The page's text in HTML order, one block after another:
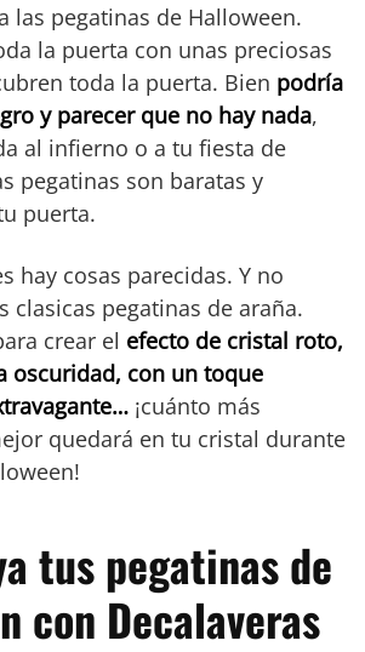
las pegatinas de Halloween.
la puerta con unas preciosas
toda la puerta. Bien podría
y parecer que no hay nada,
al infierno o a tu fiesta de
pegatinas son baratas y
puerta.
hay cosas parecidas. Y no
clasicas pegatinas de araña.
crear el efecto de cristal roto,
oscuridad, con un toque
¡cuánto más
quedará en tu cristal durante
tus pegatinas de
con Decalaveras